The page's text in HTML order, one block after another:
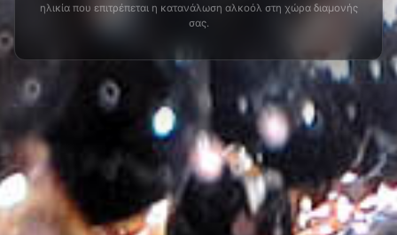
ηλικία που επιτρέπεται η κατανάλωση αλκοόλ στη χώρα διαμονής
σας.